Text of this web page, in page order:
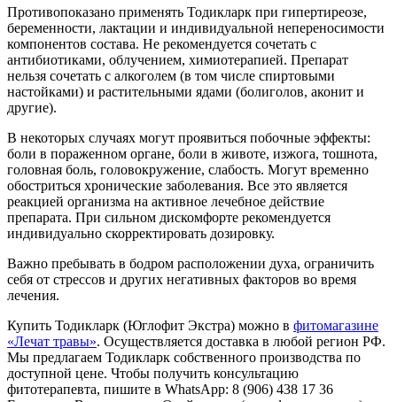
Противопоказано применять Тодикларк при гипертиреозе,
беременности, лактации и индивидуальной непереносимости
компонентов состава. Не рекомендуется сочетать с
антибиотиками, облучением, химиотерапией. Препарат
нельзя сочетать с алкоголем (в том числе спиртовыми
настойками) и растительными ядами (болиголов, аконит и
другие).
В некоторых случаях могут проявиться побочные эффекты:
боли в пораженном органе, боли в животе, изжога, тошнота,
головная боль, головокружение, слабость. Могут временно
обостриться хронические заболевания. Все это является
реакцией организма на активное лечебное действие
препарата. При сильном дискомфорте рекомендуется
индивидуально скорректировать дозировку.
Важно пребывать в бодром расположении духа, ограничить
себя от стрессов и других негативных факторов во время
лечения.
Купить Тодикларк (Юглофит Экстра) можно в фитомагазине
«Лечат травы». Осуществляется доставка в любой регион РФ.
Мы предлагаем Тодикларк собственного производства по
доступной цене. Чтобы получить консультацию
фитотерапевта, пишите в WhatsApp: 8 (906) 438 17 36